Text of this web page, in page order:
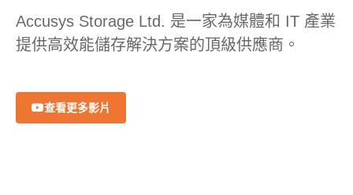
Accusys Storage Ltd. 是一家為媒體和 IT 產業
提供高效能儲存解決方案的頂級供應商。
查看更多影片